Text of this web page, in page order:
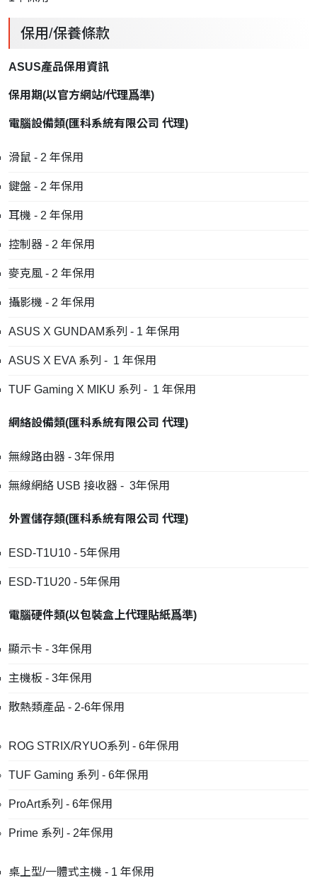
保用/保養條款
ASUS產品保用資訊
保用期(以官方網站/代理爲準)
電腦設備類(匯科系統有限公司 代理)
滑鼠 - 2 年保用
鍵盤 - 2 年保用
耳機 - 2 年保用
控制器 - 2 年保用
麥克風 - 2 年保用
攝影機 - 2 年保用
ASUS X GUNDAM系列 - 1 年保用
ASUS X EVA 系列 - 1 年保用
TUF Gaming X MIKU 系列 - 1 年保用
網絡設備類(匯科系統有限公司 代理)
無線路由器 - 3年保用
無線網絡 USB 接收器 - 3年保用
外置儲存類(匯科系統有限公司 代理)
ESD-T1U10 - 5年保用
ESD-T1U20 - 5年保用
電腦硬件類(以包裝盒上代理貼紙爲準)
顯示卡 - 3年保用
主機板 - 3年保用
散熱類產品 - 2-6年保用
ROG STRIX/RYUO系列 - 6年保用
TUF Gaming 系列 - 6年保用
ProArt系列 - 6年保用
Prime 系列 - 2年保用
桌上型/一體式主機 - 1 年保用